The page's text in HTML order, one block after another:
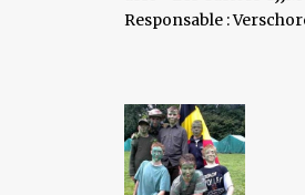
Responsable :